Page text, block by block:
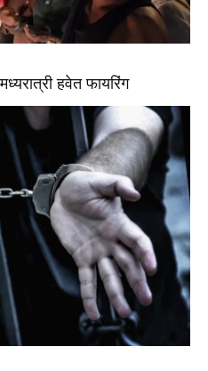
मध्यरात्री हवेत फायरिंग